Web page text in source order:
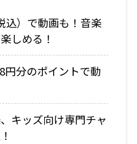
込）で動画も！音楽
しめる！
円分のポイントで動
キッズ向け専門チャ